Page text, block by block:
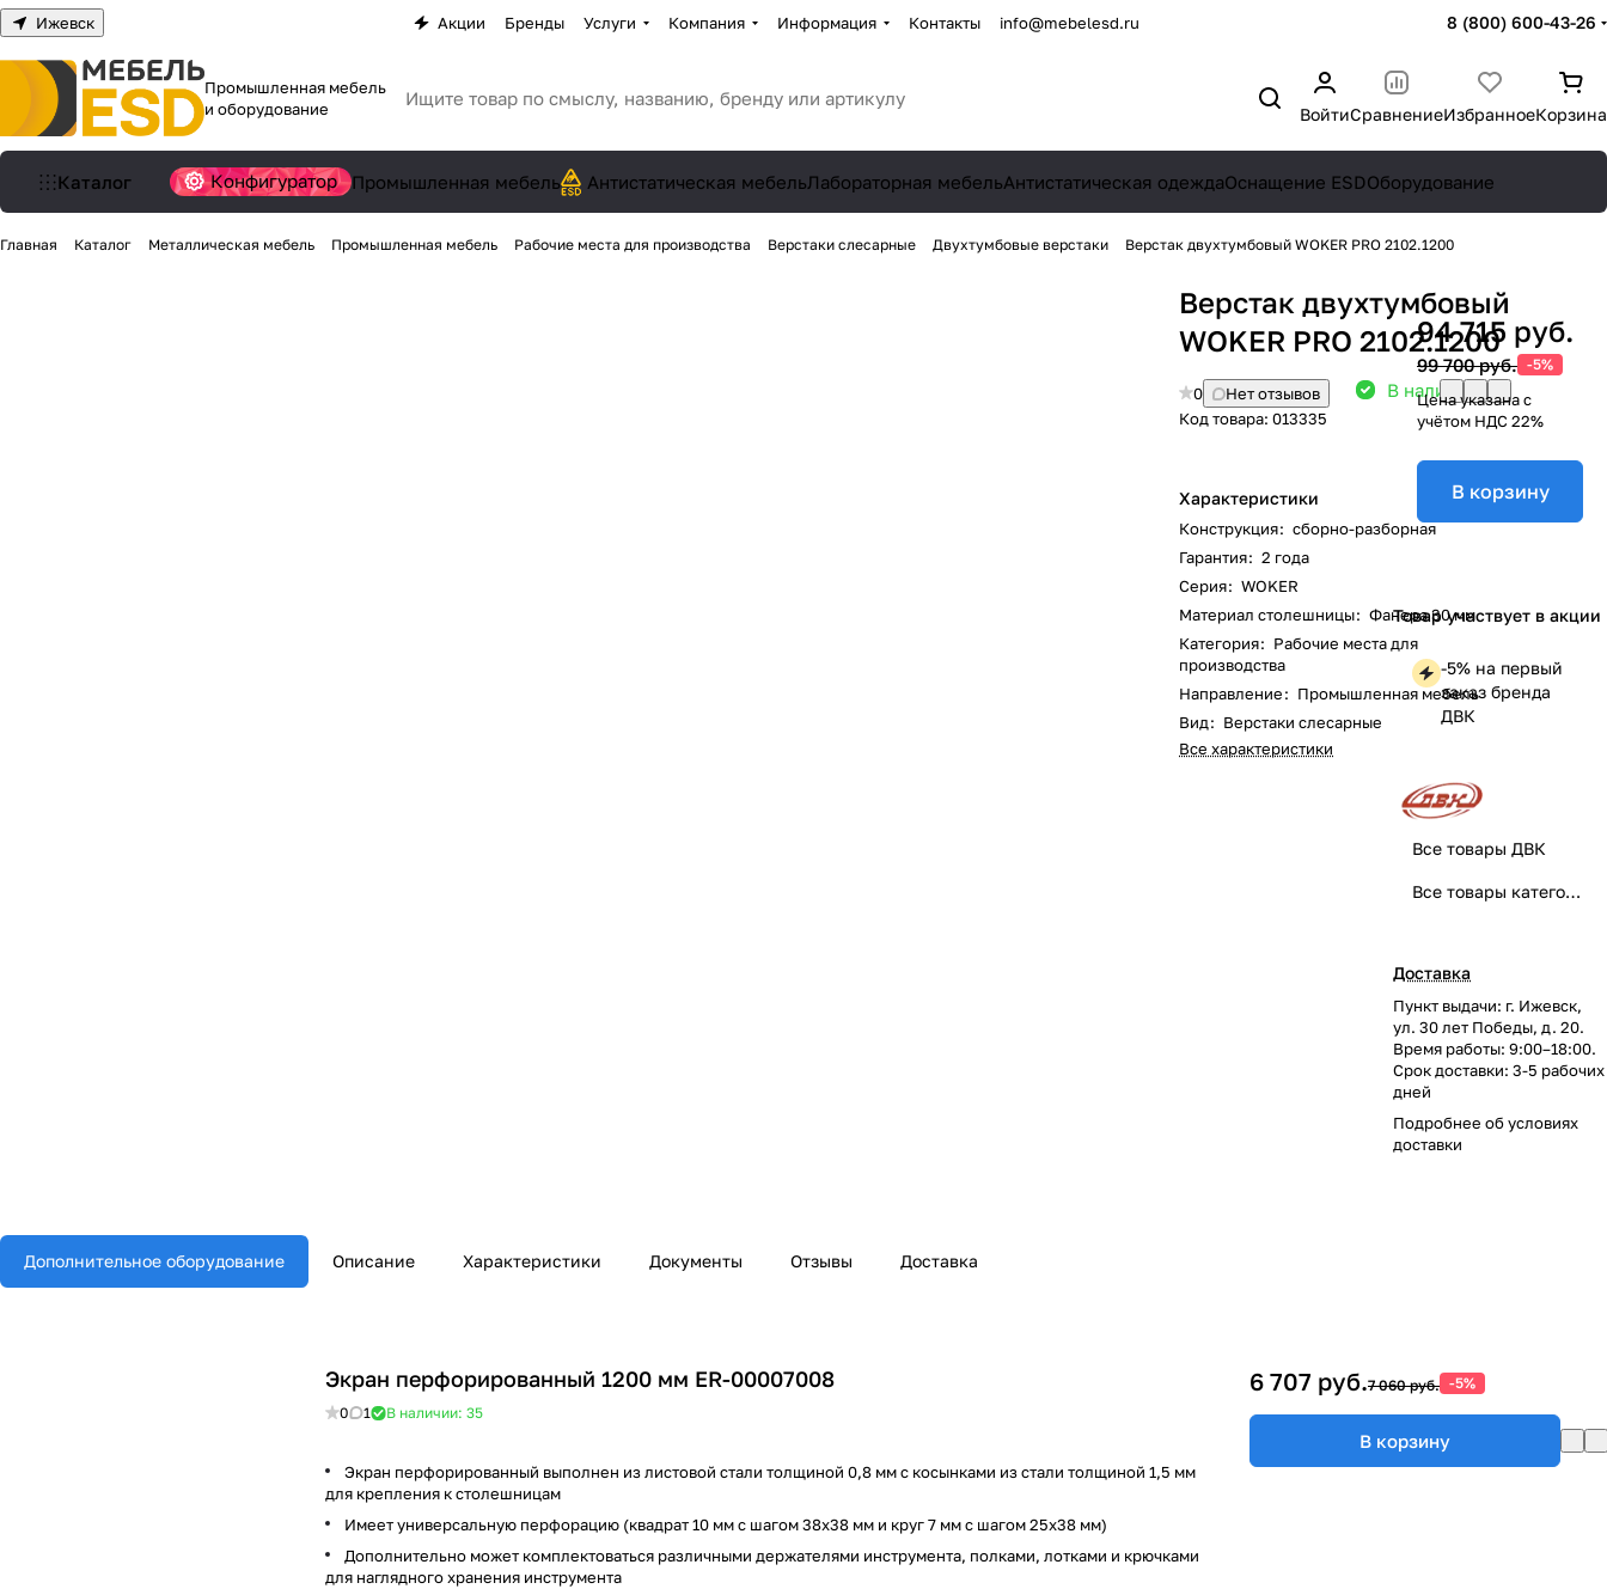
Ижевск Акции Бренды Услуги Компания Информация Контакты info@mebelesd.ru 8 (800) 600-43-26
Промышленная мебель
и оборудование
ВойтиСравнениеИзбранноеКорзина
Каталог Конфигуратор Промышленная мебель Антистатическая мебельЛабораторная мебельАнтистатическая одеждаОснащение ESDОборудование
Главная Каталог Металлическая мебель Промышленная мебель Рабочие места для производства Верстаки слесарные Двухтумбовые верстаки Верстак двухтумбовый WOKER PRO 2102.1200
Верстак двухтумбовый
WOKER PRO 2102.1200
0
Нет отзывов
Код товара: 013335
В наличии: 8
Характеристики
Конструкция: сборно-разборная
Гарантия: 2 года
Серия: WOKER
Материал столешницы: Фанера 30 мм
Категория: Рабочие места для
производства
Направление: Промышленная мебель
Вид: Верстаки слесарные
Все характеристики
94 715 руб.
99 700 руб. -5%
Цена указана с
учётом НДС 22%
В корзину
Товар участвует в акции
-5% на первый
заказ бренда
ДВК
Все товары ДВК
Все товары категории
Доставка
Пункт выдачи: г. Ижевск,
ул. 30 лет Победы, д. 20.
Время работы: 9:00–18:00.
Срок доставки: 3-5 рабочих
дней
Подробнее обусловиях
доставки
Дополнительное оборудование Описание Характеристики Документы Отзывы Доставка
Экран перфорированный 1200 мм ER-00007008
0 1 В наличии: 35
Экран перфорированный выполнен из листовой стали толщиной 0,8 мм с косынками из стали толщиной 1,5 мм
для крепления к столешницам
Имеет универсальную перфорацию (квадрат 10 мм c шагом 38х38 мм и круг 7 мм с шагом 25х38 мм)
Дополнительно может комплектоваться различными держателями инструмента, полками, лотками и крючками
для наглядного хранения инструмента
6 707 руб.7 060 руб. -5%
В корзину